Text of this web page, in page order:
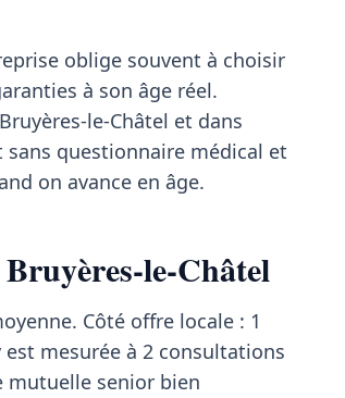
oblige souvent à choisir
à son âge réel.
le-Châtel et dans
questionnaire médical et
on avance en âge.
le-Châtel
Côté offre locale : 1
mesurée à 2 consultations
mutuelle senior bien